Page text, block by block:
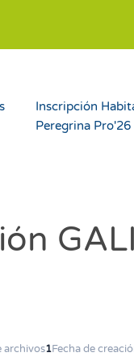
Inscripción
Peregrina Pro'26
archivos1Fecha de